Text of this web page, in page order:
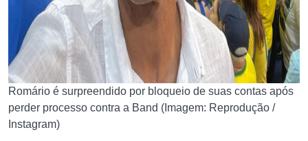
Romário é surpreendido por bloqueio de suas contas após
perder processo contra a Band (Imagem: Reprodução /
Instagram)